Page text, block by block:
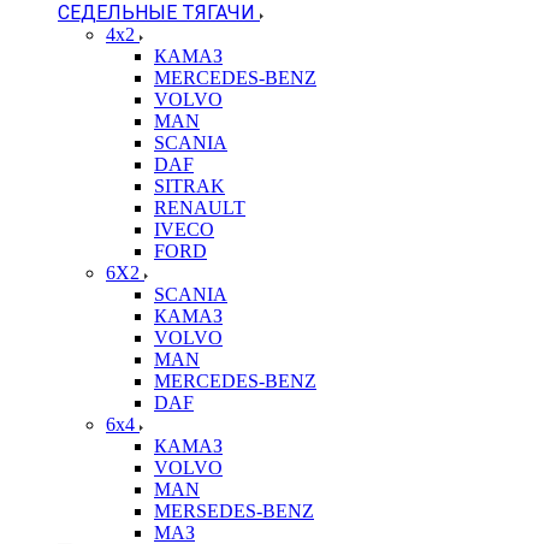
СЕДЕЛЬНЫЕ ТЯГАЧИ
4x2
КАМАЗ
MERCEDES-BENZ
VOLVO
MAN
SCANIA
DAF
SITRAK
RENAULT
IVECO
FORD
6X2
SCANIA
КАМАЗ
VOLVO
MAN
MERCEDES-BENZ
DAF
6x4
КАМАЗ
VOLVO
MAN
MERSEDES-BENZ
МАЗ